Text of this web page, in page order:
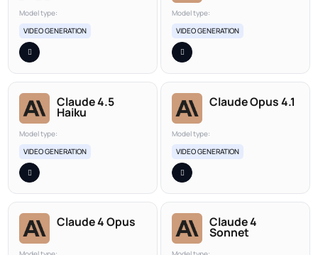
Model type:
VIDEO GENERATION
Model type:
VIDEO GENERATION
Claude 4.5
Haiku
Model type:
VIDEO GENERATION
Claude Opus 4.1
Model type:
VIDEO GENERATION
Claude 4 Opus Claude 4
Sonnet